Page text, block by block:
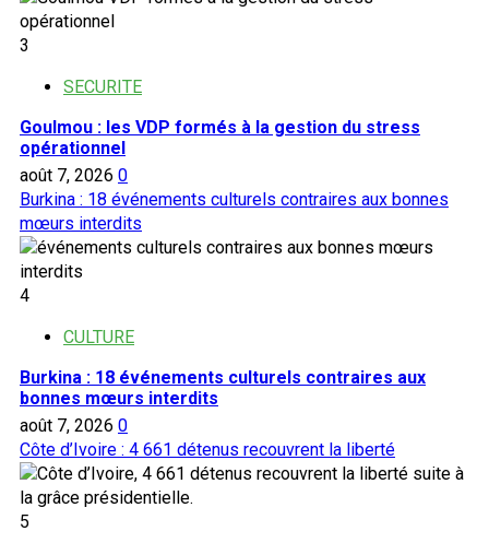
3
SECURITE
Goulmou : les VDP formés à la gestion du stress
opérationnel
août 7, 2026 0
Burkina : 18 événements culturels contraires aux bonnes
mœurs interdits
4
CULTURE
Burkina : 18 événements culturels contraires aux
bonnes mœurs interdits
août 7, 2026 0
Côte d’Ivoire : 4 661 détenus recouvrent la liberté
5